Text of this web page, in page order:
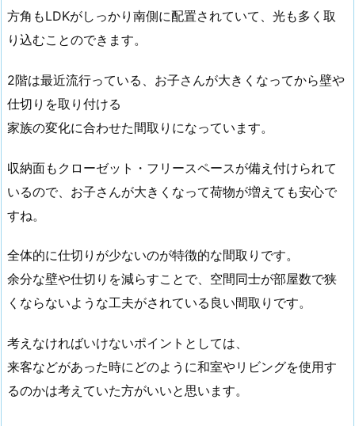
方角もLDKがしっかり南側に配置されていて、光も多く取
り込むことのできます。
2階は最近流行っている、お子さんが大きくなってから壁や
仕切りを取り付ける
家族の変化に合わせた間取りになっています。
収納面もクローゼット・フリースペースが備え付けられて
いるので、お子さんが大きくなって荷物が増えても安心で
すね。
全体的に仕切りが少ないのが特徴的な間取りです。
余分な壁や仕切りを減らすことで、空間同士が部屋数で狭
くならないような工夫がされている良い間取りです。
考えなければいけないポイントとしては、
来客などがあった時にどのように和室やリビングを使用す
るのかは考えていた方がいいと思います。